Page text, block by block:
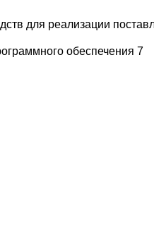
для реализации
обеспечения 7